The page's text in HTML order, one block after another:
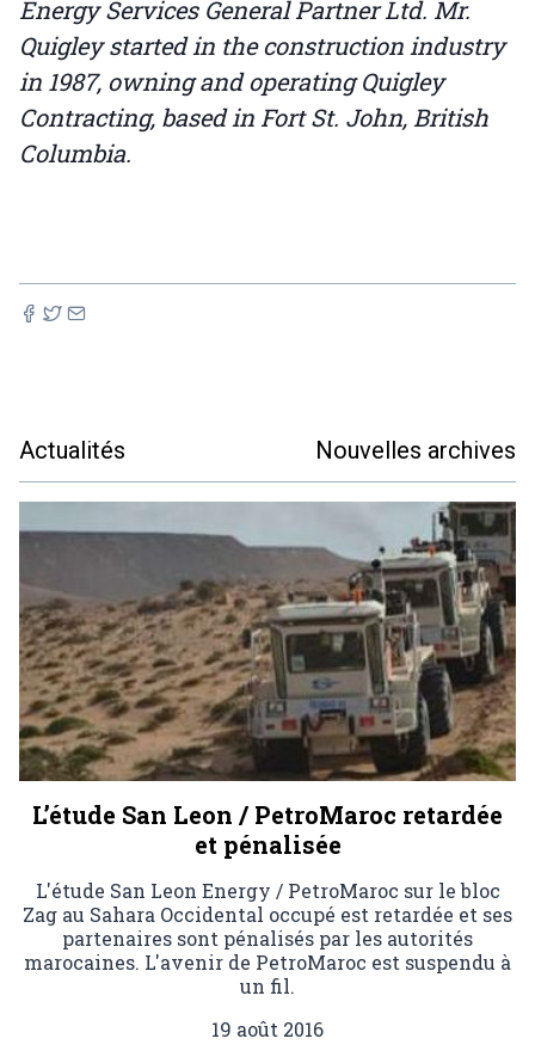
Energy Services General Partner Ltd. Mr.
Quigley started in the construction industry
in 1987, owning and operating Quigley
Contracting, based in Fort St. John, British
Columbia.
Actualités Nouvelles archives
L’étude San Leon / PetroMaroc retardée
et pénalisée
L'étude San Leon Energy / PetroMaroc sur le bloc
Zag au Sahara Occidental occupé est retardée et ses
partenaires sont pénalisés par les autorités
marocaines. L'avenir de PetroMaroc est suspendu à
un fil.
19 août 2016